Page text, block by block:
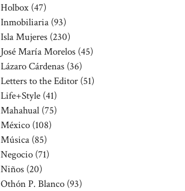
Holbox (47)
Inmobiliaria (93)
Isla Mujeres (230)
José María Morelos (45)
Lázaro Cárdenas (36)
Letters to the Editor (51)
Life+Style (41)
Mahahual (75)
México (108)
Música (85)
Negocio (71)
Niños (20)
Othón P. Blanco (93)